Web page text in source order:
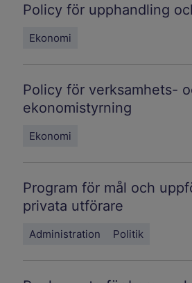
Policy för upphandling
Ekonomi
Policy för verksamhets-
ekonomistyrning
Ekonomi
Program för mål och
privata utförare
Administration Politik